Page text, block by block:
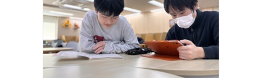
北陸・甲信越
中国
九州・沖縄